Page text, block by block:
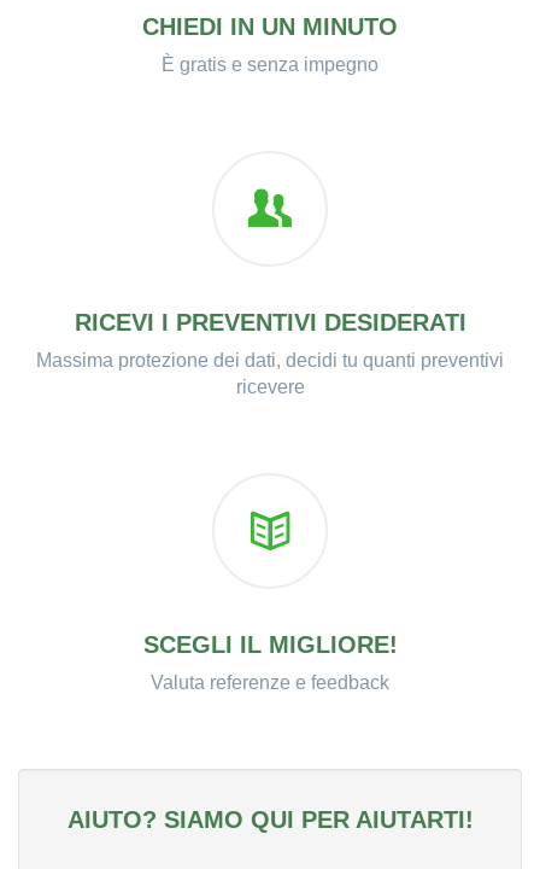
CHIEDI IN UN MINUTO
È gratis e senza impegno
RICEVI I PREVENTIVI DESIDERATI
Massima protezione dei dati, decidi tu quanti preventivi
ricevere
SCEGLI IL MIGLIORE!
Valuta referenze e feedback
AIUTO? SIAMO QUI PER AIUTARTI!